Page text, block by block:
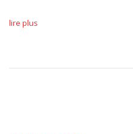
lire plus